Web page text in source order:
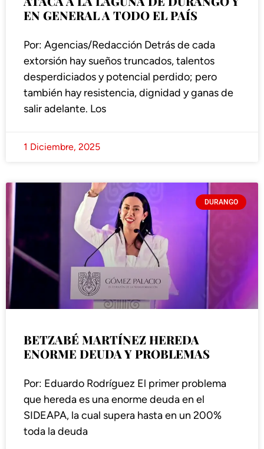
EN GENERAL A TODO EL PAÍS
Por: Agencias/Redacción Detrás de cada
extorsión hay sueños truncados, talentos
desperdiciados y potencial perdido; pero
también hay resistencia, dignidad y ganas de
salir adelante. Los
1 Diciembre, 2025
DURANGO
BETZABÉ MARTÍNEZ HEREDA
ENORME DEUDA Y PROBLEMAS
Por: Eduardo Rodríguez El primer problema
que hereda es una enorme deuda en el
SIDEAPA, la cual supera hasta en un 200%
toda la deuda